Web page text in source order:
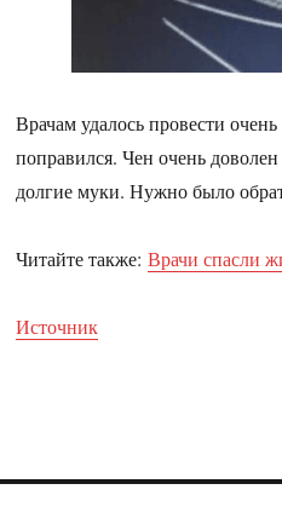
Врачам удалось провести
поправился. Чен очень
долгие муки. Нужно было
Читайте также: Врачи спасли
Источник